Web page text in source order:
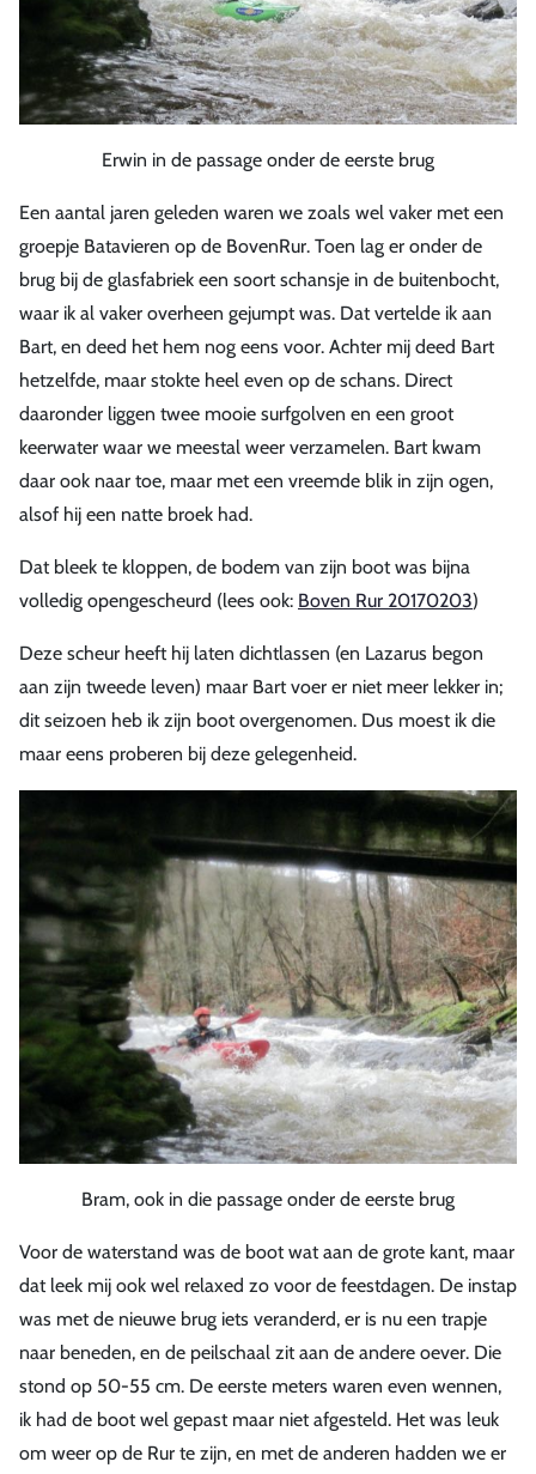
Erwin in de passage onder de eerste brug
Een aantal jaren geleden waren we zoals wel vaker met een
groepje Batavieren op de BovenRur. Toen lag er onder de
brug bij de glasfabriek een soort schansje in de buitenbocht,
waar ik al vaker overheen gejumpt was. Dat vertelde ik aan
Bart, en deed het hem nog eens voor. Achter mij deed Bart
hetzelfde, maar stokte heel even op de schans. Direct
daaronder liggen twee mooie surfgolven en een groot
keerwater waar we meestal weer verzamelen. Bart kwam
daar ook naar toe, maar met een vreemde blik in zijn ogen,
alsof hij een natte broek had.
Dat bleek te kloppen, de bodem van zijn boot was bijna
volledig opengescheurd (lees ook: Boven Rur 20170203)
Deze scheur heeft hij laten dichtlassen (en Lazarus begon
aan zijn tweede leven) maar Bart voer er niet meer lekker in;
dit seizoen heb ik zijn boot overgenomen. Dus moest ik die
maar eens proberen bij deze gelegenheid.
Bram, ook in die passage onder de eerste brug
Voor de waterstand was de boot wat aan de grote kant, maar
dat leek mij ook wel relaxed zo voor de feestdagen. De instap
was met de nieuwe brug iets veranderd, er is nu een trapje
naar beneden, en de peilschaal zit aan de andere oever. Die
stond op 50-55 cm. De eerste meters waren even wennen,
ik had de boot wel gepast maar niet afgesteld. Het was leuk
om weer op de Rur te zijn, en met de anderen hadden we er